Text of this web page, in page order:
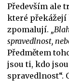
Především ale
které překážejí
zpomalují.
spravedlnost,
Předmětem
jsou ti, kdo
spravedlnost“.